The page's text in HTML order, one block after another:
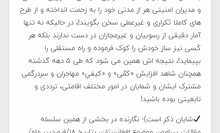
و مدیران امنیتی هر از مدتی خود را به زحمت انداخته و از طرح
های کاملا تَکراری و غیرعملی سخن بگویند!، در حالیکه نه تنها
آمار دقیقی از رسوبیان و غیرمجازان در دست ندارند بلکه هر
کَسی نیز ساز خودش را کوک فرموده و راه مستقلی را
بپیماید!، نتیجه اش همین می شود که طی ۵ دهه گذشته
همچنان شاهد افزایش «کمّی» و «کیفیِ» مهاجران و سردرگمی
مشترک ایشان و شمایان در امور مختلف اقامتی، ترددی و
تابعیتی بوده باشید!.
شایان ذکر است)- نگارنده در بخشی از همین سلسله